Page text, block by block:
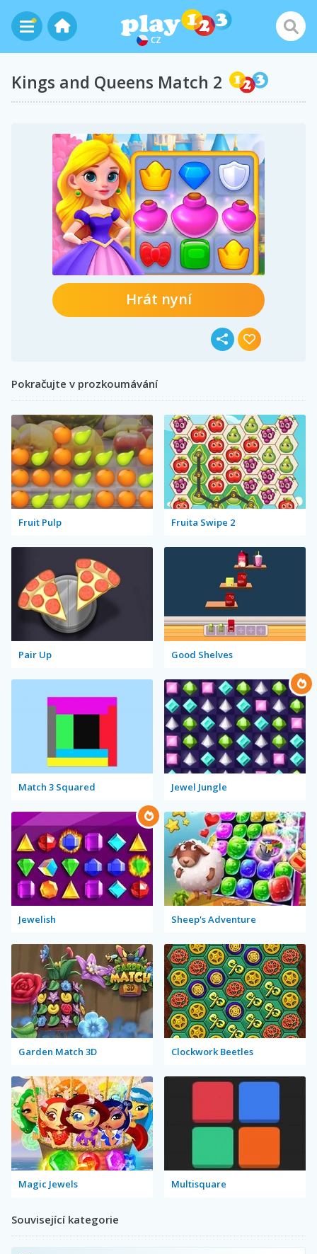
CZ
Kings and Queens Match 2
Hrát nyní
Pokračujte v prozkoumávání
Fruit Pulp Fruita Swipe 2
Pair Up Good Shelves
Match 3 Squared Jewel Jungle
Jewelish Sheep's Adventure
Garden Match 3D Clockwork Beetles
Magic Jewels Multisquare
Související kategorie